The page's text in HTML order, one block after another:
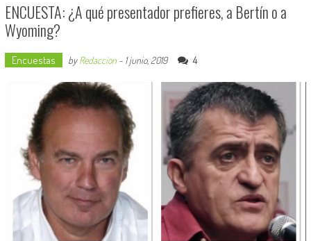
ENCUESTA: ¿A qué presentador prefieres, a Bertín o a
Wyoming?
Encuestas byRedaccion- 1 junio, 2019 4